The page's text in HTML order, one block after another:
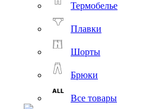
Термобелье
Плавки
Шорты
Брюки
Все товары